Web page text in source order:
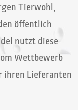
Tierwohl,
öffentlich
nutzt diese
Wettbewerb
ihren Lieferanten